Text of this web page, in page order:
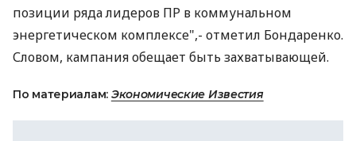
позиции ряда лидеров ПР в коммунальном
энергетическом комплексе",- отметил Бондаренко.
Словом, кампания обещает быть захватывающей.
По материалам: Экономические Известия